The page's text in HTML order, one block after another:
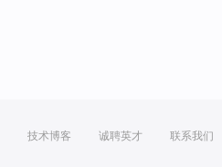
技术博客 诚聘英才 联系我们